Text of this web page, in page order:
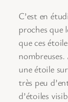
C’est en
proches que
que ces
une étoile
très peu
d’étoiles